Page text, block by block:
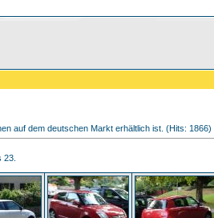
auf dem deutschen Markt erhältlich ist. (Hits: 1866)
23.